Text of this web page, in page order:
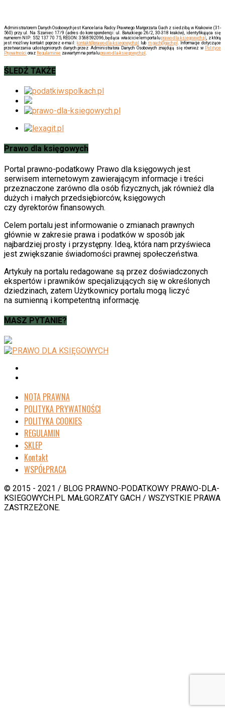
Administratorem Danych Osobowych jest Kancelaria Radcy Prawnego Małgorzata Gach z siedzibą w Krakowie (31-
560) przy ul. Na Szaniec 17/9 (adres do korespondencji: ul. Bałuckiego 26/2, 30-318 kraków), identyfikująca się
numerem NIP: 552 137 70 75, REGON: 3568592096, będąca właścicielem portaluprawo-dla-ksiegowych.pl
, z którą
jest możliwy kontakt poprzez e-mail:kontakt@prawo-dla-ksiegowych.pl lub m.gach@gach.pl
. Informacje dotyczące
przetwarzania udostępnionych danych przez Administratora Danych Osobowych znajdują się również w Polityce
Prywatności oraz Regulaminie zawartym na portalu prawo-dla-ksiegowych.pl
ŚLEDŹ TAKŻE
Prawo dla księgowych
Portal prawno-podatkowy Prawo dla księgowych jest
serwisem internetowym zawierającym informacje i treści
przeznaczone zarówno dla osób fizycznych, jak również dla
dużych i małych przedsiębiorców, księgowych
czy dyrektorów finansowych.
Celem portalu jest informowanie o zmianach prawnych
głównie w zakresie prawa i podatków w sposób jak
najbardziej prosty i przystępny. Ideą, która nam przyświeca
jest zwiększanie świadomości prawnej społeczeństwa.
Artykuły na portalu redagowane są przez doświadczonych
ekspertów i prawników specjalizujących się w określonych
dziedzinach, zatem Użytkownicy portalu mogą liczyć
na sumienną i kompetentną informację.
MASZ PYTANIE?
NOTA PRAWNA
POLITYKA PRYWATNOŚCI
POLITYKA COOKIES
REGULAMIN
SKLEP
Kontakt
WSPÓŁPRACA
© 2015 - 2021 / BLOG PRAWNO-PODATKOWY PRAWO-DLA-
KSIEGOWYCH.PL MAŁGORZATY GACH / WSZYSTKIE PRAWA
ZASTRZEŻONE.